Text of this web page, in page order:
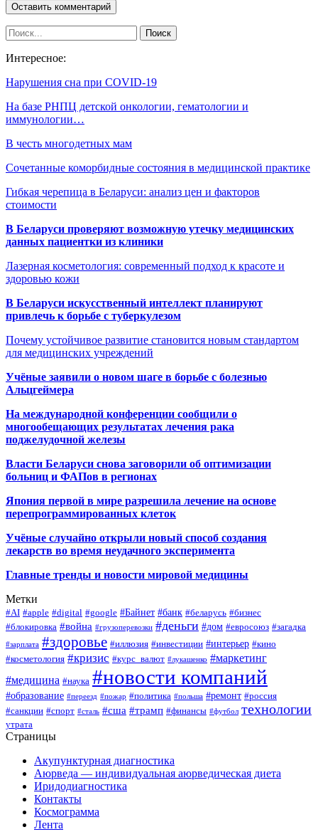
Интересное:
Нарушения сна при COVID-19
На базе РНПЦ детской онкологии, гематологии и
иммунологии…
В честь многодетных мам
Сочетанные коморбидные состояния в медицинской практике
Гибкая черепица в Беларуси: анализ цен и факторов
стоимости
В Беларуси проверяют возможную утечку медицинских
данных пациентки из клиники
Лазерная косметология: современный подход к красоте и
здоровью кожи
В Беларуси искусственный интеллект планируют
привлечь к борьбе с туберкулезом
Почему устойчивое развитие становится новым стандартом
для медицинских учреждений
Учёные заявили о новом шаге в борьбе с болезнью
Альцгеймера
На международной конференции сообщили о
многообещающих результатах лечения рака
поджелудочной железы
Власти Беларуси снова заговорили об оптимизации
больниц и ФАПов в регионах
Япония первой в мире разрешила лечение на основе
перепрограммированных клеток
Учёные случайно открыли новый способ создания
лекарств во время неудачного эксперимента
Главные тренды и новости мировой медицины
Метки
#AI #apple #digital #google #Байнет #банк #беларусь #бизнес
#блокировка #война #грузоперевозки #деньги #дом #евросоюз #загадка
#зарплата #здоровье #иллюзия #инвестиции #интерьер #кино
#косметология #кризис #курс_валют #лукашенко #маркетинг
#медицина #наука #новости компаний
#образование #переезд #пожар #политика #польша #ремонт #россия
#санкции #спорт #сталь #сша #трамп #финансы #футбол технологии
утрата
Страницы
Акупунктурная диагностика
Аюрведа — индивидуальная аюрведическая диета
Иридодиагностика
Контакты
Космограмма
Лента